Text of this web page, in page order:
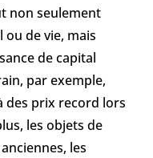
non seulement
ou de vie, mais
de capital
par exemple,
des prix record lors
les objets de
les